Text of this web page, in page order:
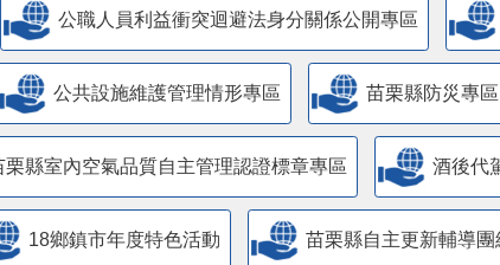
公職人員利益衝突迴避法身分關係公開專區
​公共設施維護管理情形專區 苗栗縣防災專區
栗縣室內空氣品質自主管理認證標章專區 酒後代
18鄉鎮市年度特色活動 苗栗縣自主更新輔導團